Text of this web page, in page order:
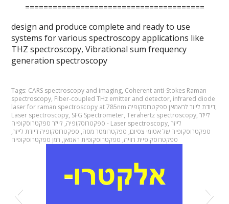
=======================================
design and produce complete and ready to use
systems for various spectroscopy applications like
THZ spectroscopy, Vibrational sum frequency
generation spectroscopy
Tags: CARS spectroscopy and imaging, Coherent anti-Stokes Raman
spectroscopy, Fiber-coupled THz emitter and detector, infrared diode
laser for raman spectroscopy at 785nm דיודת לייזר לראמאן ספקטרוסקופיה,
Laser spectroscopy, SFG Spectrometer,Terahertz spectroscopy,לייזר
ספקטרוסקופיה, לייזר ספקטרוסקופיה - Laser spectroscopy,לייזר
ספקטרוסקופיה של אטומי צסיום, ספקטרומטר מסה, ספקטרוסקופיה דיודת לייזר,
ספקטרוסקופיית רוויה, ספקטרוסקופית ראמאן, רמן ספקטרוסקופיה